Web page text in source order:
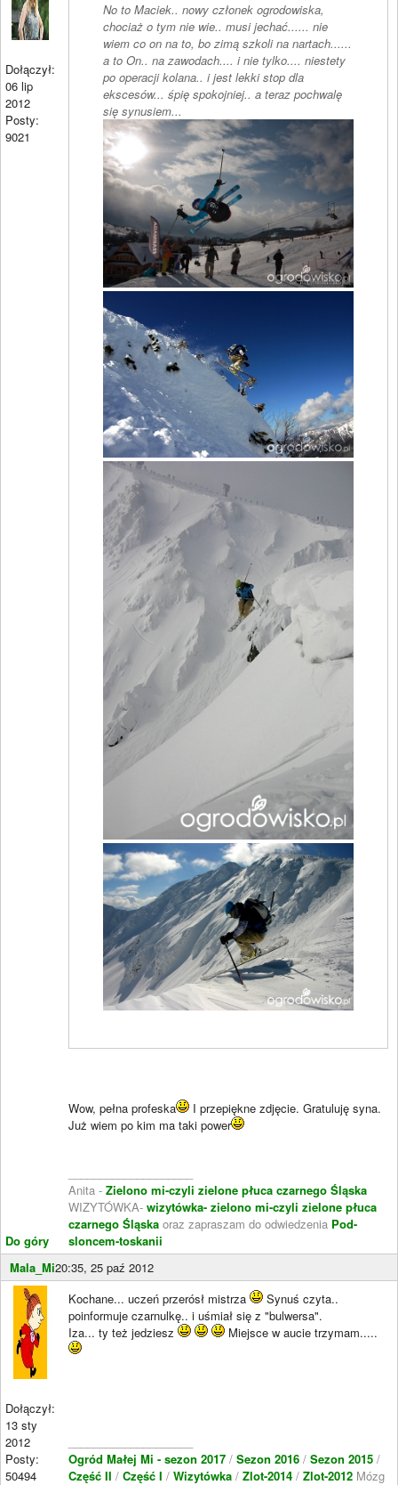
Dołączył:
06 lip
2012
Posty:
9021
Do góry
No to Maciek.. nowy członek ogrodowiska,
chociaż o tym nie wie.. musi jechać...... nie
wiem co on na to, bo zimą szkoli na nartach......
a to On.. na zawodach.... i nie tylko.... niestety
po operacji kolana.. i jest lekki stop dla
ekscesów... śpię spokojniej.. a teraz pochwalę
się synusiem...
Wow, pełna profeska
I przepiękne zdjęcie. Gratuluję syna.
Już wiem po kim ma taki power
Anita - Zielono mi-czyli zielone płuca czarnego Śląska
WIZYTÓWKA- wizytówka- zielono mi-czyli zielone płuca
czarnego Śląska oraz zapraszam do odwiedzenia Pod-
sloncem-toskanii
Mala_Mi20:35, 25 paź 2012
Dołączył:
13 sty
2012
Posty:
50494
Kochane... uczeń przerósł mistrza
Synuś czyta..
poinformuje czarnulkę.. i uśmiał się z "bulwersa".
Iza... ty też jedziesz
Miejsce w aucie trzymam.....
Ogród Małej Mi - sezon 2017 / Sezon 2016 / Sezon 2015 /
Część II / Część I / Wizytówka / Zlot-2014 / Zlot-2012 Mózg